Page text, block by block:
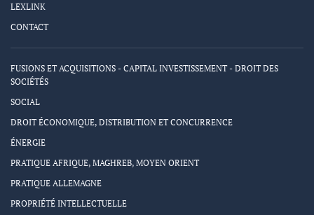
LEXLINK
CONTACT
FUSIONS ET ACQUISITIONS - CAPITAL INVESTISSEMENT - DROIT DES
SOCIÉTÉS
SOCIAL
DROIT ÉCONOMIQUE, DISTRIBUTION ET CONCURRENCE
ÉNERGIE
PRATIQUE AFRIQUE, MAGHREB, MOYEN ORIENT
PRATIQUE ALLEMAGNE
PROPRIÉTÉ INTELLECTUELLE